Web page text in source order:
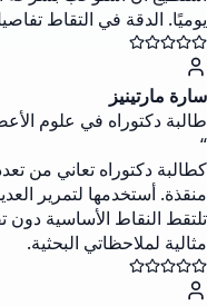
يوميًا. الدقة في التقاط
سارة مارتينيز
طالبة دكتوراه في علوم
“
كطالبة دكتوراه تعاني من
منقذة. أستخدمها لتمرير
تلتقط النقاط الأساسية
مثالية لملاحظاتي البحثية.